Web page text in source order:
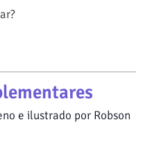
e ilustrado por Robson